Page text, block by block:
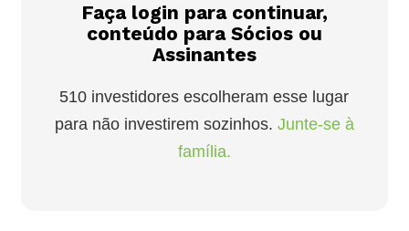
Faça login para continuar,
conteúdo para Sócios ou
Assinantes
510 investidores escolheram esse lugar
para não investirem sozinhos. Junte-se à
família.